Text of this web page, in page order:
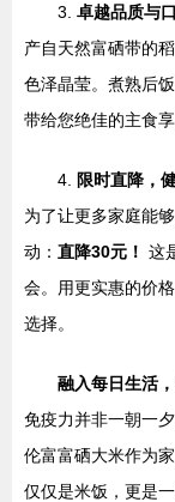
3. 卓越品质与
产自天然富硒带的
色泽晶莹。煮熟后
带给您绝佳的主食享
4.
限时直降，
为了让更多家庭能
动： 直降30元！ 这
会。用更实惠的价
选择。
融入每日生活
免疫力并非一朝一
伦富富硒大米作为
仅仅是米饭，更是